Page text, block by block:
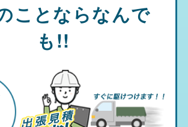
ことならなんで
も!!